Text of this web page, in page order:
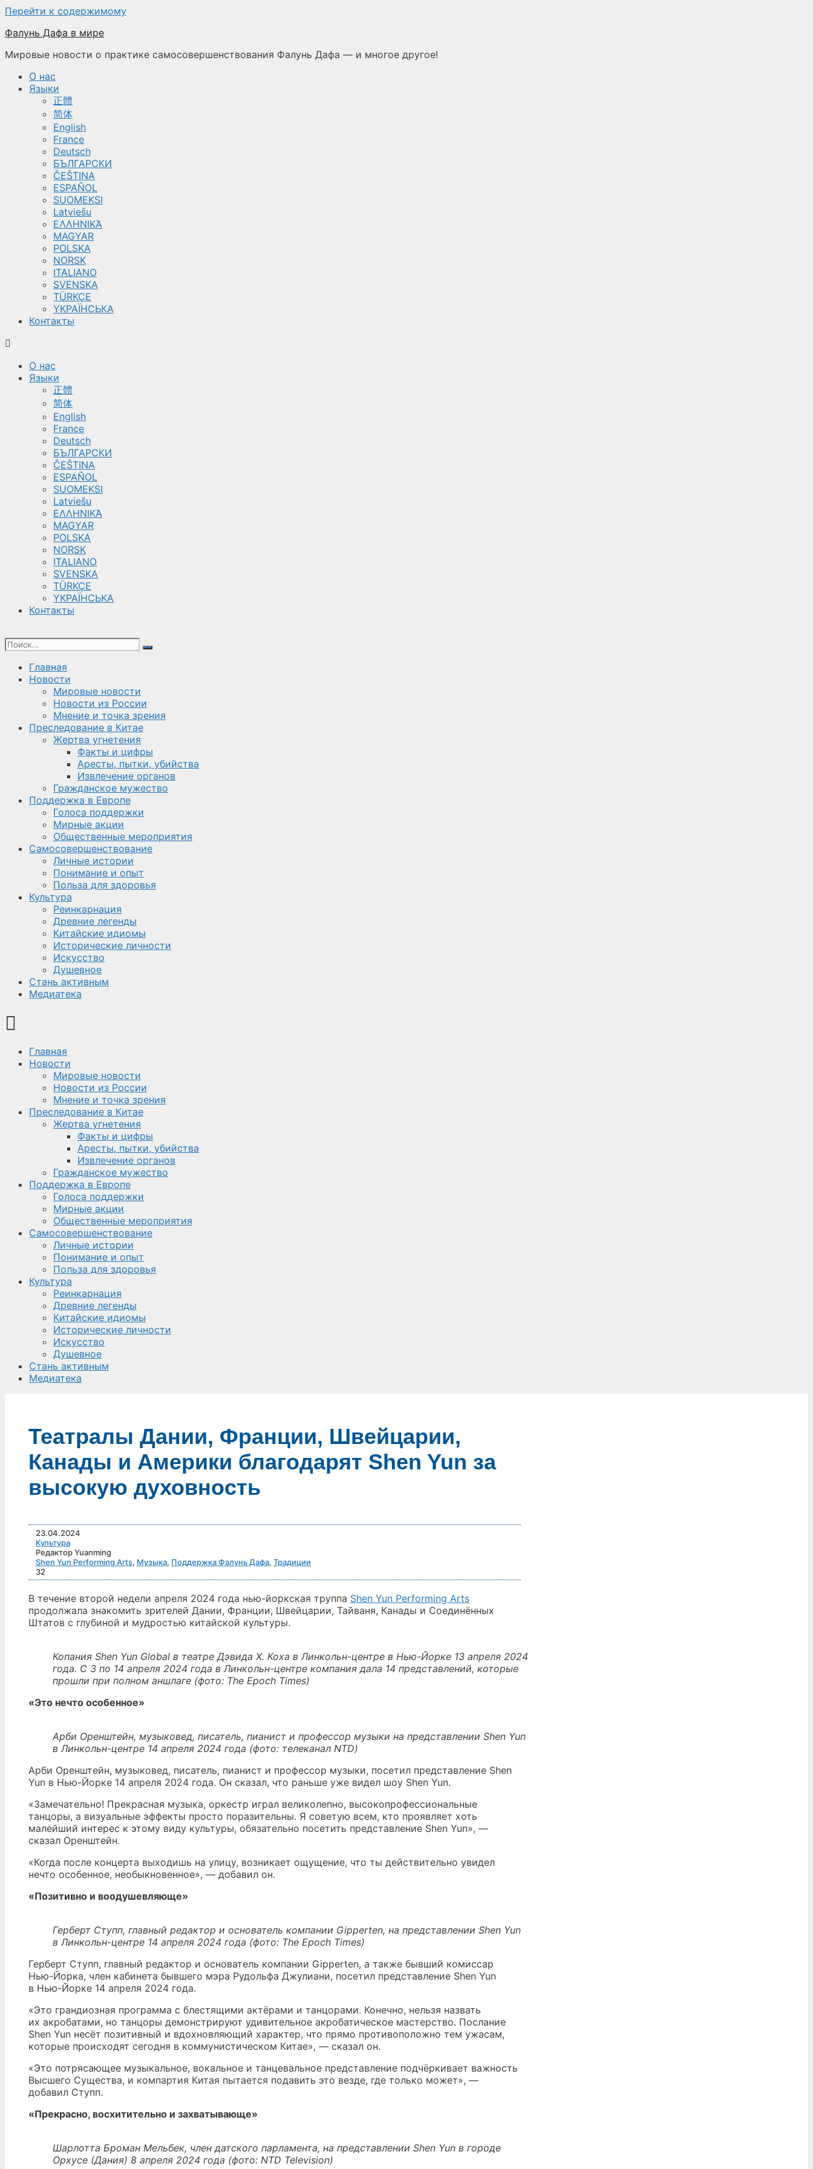
Перейти к содержимому
Фалунь Дафа в мире
Мировые новости о практике самосовершенствования Фалунь Дафа — и многое другое!
О нас
Языки
正體
简体
English
France
Deutsch
БЪЛГАРСКИ
ČEŠTINA
ESPAÑOL
SUOMEKSI
Latviešu
ΕΛΛΗΝΙΚΆ
MAGYAR
POLSKA
NORSK
ITALIANO
SVENSKA
TÜRKÇE
YКРАЇНСЬКА
Контакты
О нас
Языки
正體
简体
English
France
Deutsch
БЪЛГАРСКИ
ČEŠTINA
ESPAÑOL
SUOMEKSI
Latviešu
ΕΛΛΗΝΙΚΆ
MAGYAR
POLSKA
NORSK
ITALIANO
SVENSKA
TÜRKÇE
YКРАЇНСЬКА
Контакты
Главная
Новости
Мировые новости
Новости из России
Мнение и точка зрения
Преследование в Китае
Жертва угнетения
Факты и цифры
Аресты, пытки, убийства
Извлечение органов
Гражданское мужество
Поддержка в Европе
Голоса поддержки
Мирные акции
Общественные мероприятия
Самосовершенствование
Личные истории
Понимание и опыт
Польза для здоровья
Культура
Реинкарнация
Древние легенды
Китайские идиомы
Исторические личности
Искусство
Душевное
Стань активным
Медиатека
Главная
Новости
Мировые новости
Новости из России
Мнение и точка зрения
Преследование в Китае
Жертва угнетения
Факты и цифры
Аресты, пытки, убийства
Извлечение органов
Гражданское мужество
Поддержка в Европе
Голоса поддержки
Мирные акции
Общественные мероприятия
Самосовершенствование
Личные истории
Понимание и опыт
Польза для здоровья
Культура
Реинкарнация
Древние легенды
Китайские идиомы
Исторические личности
Искусство
Душевное
Стань активным
Медиатека
Театралы Дании, Франции, Швейцарии,
Канады и Америки благодарят Shen Yun за
высокую духовность
23.04.2024
Культура
Редактор Yuanming
Shen Yun Performing Arts, Музыка, Поддержка Фалунь Дафа, Традиции
32
В течение второй недели апреля 2024 года нью-йоркская труппа Shen Yun Performing Arts
продолжала знакомить зрителей Дании, Франции, Швейцарии, Тайваня, Канады и Соединённых
Штатов с глубиной и мудростью китайской культуры.
Копания Shen Yun Global в театре Дэвида Х. Коха в Линкольн-центре в Нью-Йорке 13 апреля 2024
года. С 3 по 14 апреля 2024 года в Линкольн-центре компания дала 14 представлений, которые
прошли при полном аншлаге (фото: The Epoch Times)
«Это нечто особенное»
Арби Оренштейн, музыковед, писатель, пианист и профессор музыки на представлении Shen Yun
в Линкольн-центре 14 апреля 2024 года (фото: телеканал NTD)
Арби Оренштейн, музыковед, писатель, пианист и профессор музыки, посетил представление Shen
Yun в Нью-Йорке 14 апреля 2024 года. Он сказал, что раньше уже видел шоу Shen Yun.
«Замечательно! Прекрасная музыка, оркестр играл великолепно, высокопрофессиональные
танцоры, а визуальные эффекты просто поразительны. Я советую всем, кто проявляет хоть
малейший интерес к этому виду культуры, обязательно посетить представление Shen Yun», —
сказал Оренштейн.
«Когда после концерта выходишь на улицу, возникает ощущение, что ты действительно увидел
нечто особенное, необыкновенное», — добавил он.
«Позитивно и воодушевляюще»
Герберт Ступп, главный редактор и основатель компании Gipperten, на представлении Shen Yun
в Линкольн-центре 14 апреля 2024 года (фото: The Epoch Times)
Герберт Ступп, главный редактор и основатель компании Gipperten, а также бывший комиссар
Нью-Йорка, член кабинета бывшего мэра Рудольфа Джулиани, посетил представление Shen Yun
в Нью-Йорке 14 апреля 2024 года.
«Это грандиозная программа с блестящими актёрами и танцорами. Конечно, нельзя назвать
их акробатами, но танцоры демонстрируют удивительное акробатическое мастерство. Послание
Shen Yun несёт позитивный и вдохновляющий характер, что прямо противоположно тем ужасам,
которые происходят сегодня в коммунистическом Китае», — сказал он.
«Это потрясающее музыкальное, вокальное и танцевальное представление подчёркивает важность
Высшего Существа, и компартия Китая пытается подавить это везде, где только может», —
добавил Ступп.
«Прекрасно, восхитительно и захватывающе»
Шарлотта Броман Мельбек, член датского парламента, на представлении Shen Yun в городе
Орхусе (Дания) 8 апреля 2024 года (фото: NTD Television)